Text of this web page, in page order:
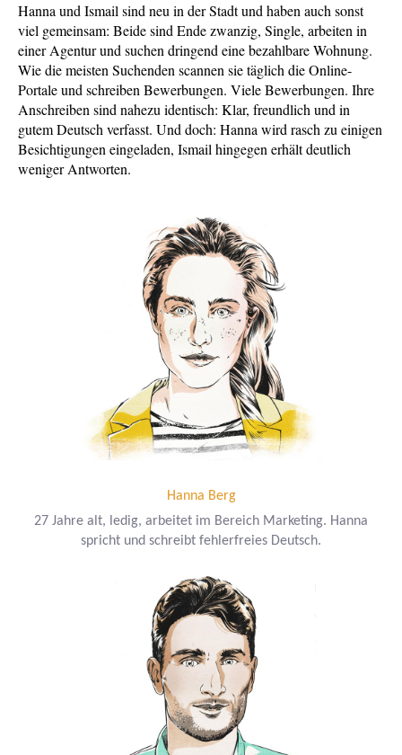
Hanna und Ismail sind neu in der Stadt und haben auch sonst
viel gemeinsam: Beide sind Ende zwanzig, Single, arbeiten in
einer Agentur und suchen dringend eine bezahlbare Wohnung.
Wie die meisten Suchenden scannen sie täglich die Online-
Portale und schreiben Bewerbungen. Viele Bewerbungen. Ihre
Anschreiben sind nahezu identisch: Klar, freundlich und in
gutem Deutsch verfasst. Und doch: Hanna wird rasch zu einigen
Besichtigungen eingeladen, Ismail hingegen erhält deutlich
weniger Antworten.
Hanna Berg
27 Jahre alt, ledig, arbeitet im Bereich Marketing. Hanna
spricht und schreibt fehlerfreies Deutsch.